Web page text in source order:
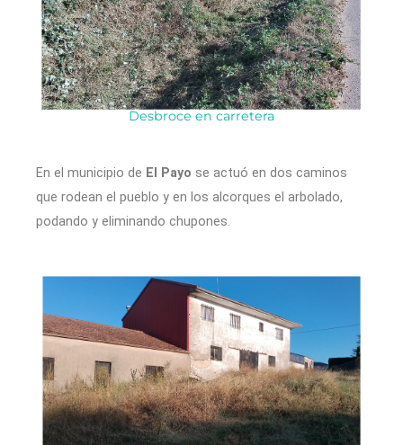
Desbroce en carretera
En el municipio de El Payo se actuó en dos caminos
que rodean el pueblo y en los alcorques el arbolado,
podando y eliminando chupones.